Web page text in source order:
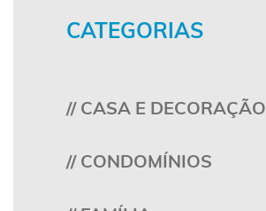
CATEGORIAS
// CASA E DECORAÇÃO
// CONDOMÍNIOS